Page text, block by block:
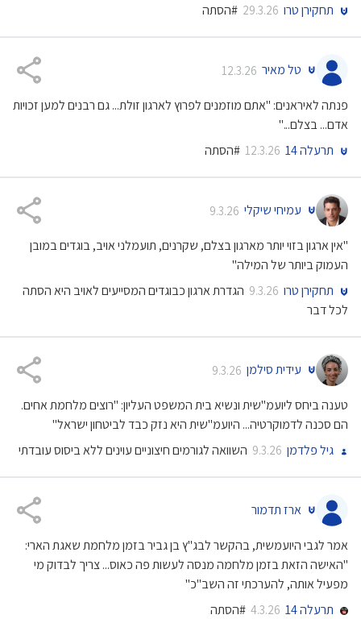
תחקירן טרו 29.3.26 #הסתה
טל מאיר 12.3.26
פנתה לאיראנים: "אתם מוזמנים לפרוץ לארגון זולת... גם רבנים למען זכויות
אדם... בצלם..."
תרעלה 14
12.3.26 #הסתה
עמיחי שיקלי 9.3.26
"אין ארגון בזוי יותר מארגון בצלם, שקרנים, תועמלני אויב, בוגדים במובן
העמוק ביותר של המילה"
תחקירן טרו 9.3.26 הגדרת ארגון כבוגדים המסייעים לאויב היא הסתה
לכל דבר
עידית סילמן 9.3.26
טענה ביחס ליועמ"שית ונשיא בית המשפט העליון: "רוצים מלחמת אחים.
הם סכנה לדמוקרטיה... היועמ"שית היא נזק כבד לביטחון ישראל"
גיל פלדמן 9.3.26 השוואה לגורמים חיצוניים עוינים ללא ביסוס עובדתי
ארז תדמור
אמר לגבי היועמשית, בהקשר לבג"ץ בן גביר בזמן מלחמת שאגת הארי:
"האישה הזאת בזמן מלחמה מנסה לעשות פה כאוס... צריך לבדוק מי
מפעיל אותה, להערכתי זה השב"כ"
תרעלה 14
4.3.26 #הסתה